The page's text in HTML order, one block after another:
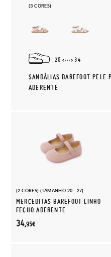
(3 CORES)
20 34
SANDÁLIAS BAREFOOT PELE
ADERENTE
(2 CORES) (TAMANHO 20 - 27)
MERCEDITAS BAREFOOT LINHO
FECHO ADERENTE
34,95€